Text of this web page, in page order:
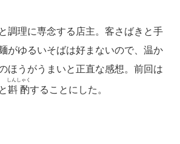
調理に専念する店主。客さばきと手
がゆるいそばは好まないので、温か
ほうがうまいと正直な感想。前回は
斟酌
しんしゃく
することにした。